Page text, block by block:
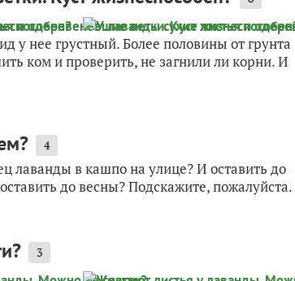
у нее грустный. Более половины от грунта
ком и проверить, не загнили ли корни. И
4
лаванды в кашпо на улице? И оставить до
до весны? Подскажите, пожалуйста.
3